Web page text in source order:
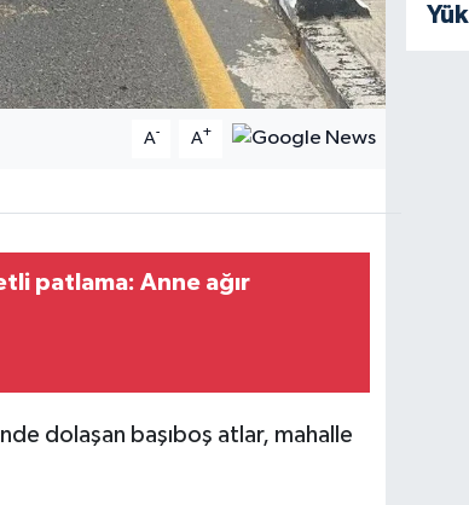
A- A+
patlama: Anne ağır
dolaşan başıboş atlar, mahalle